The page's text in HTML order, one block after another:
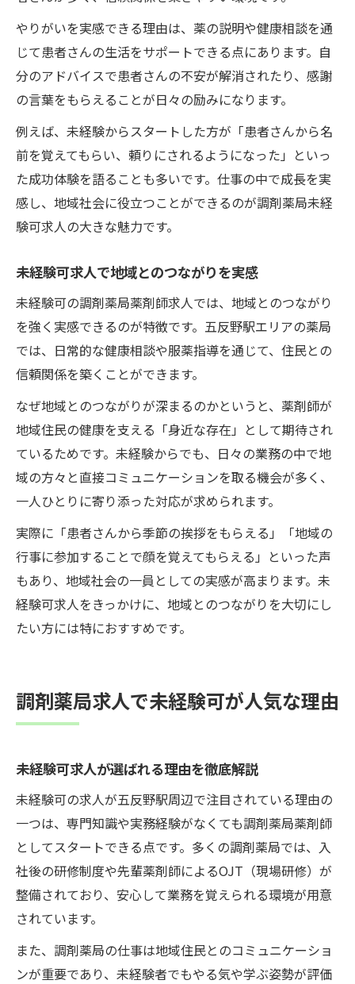
やりがいを実感できる理由は、薬の説明や健康相談を通
じて患者さんの生活をサポートできる点にあります。自
分のアドバイスで患者さんの不安が解消されたり、感謝
の言葉をもらえることが日々の励みになります。
例えば、未経験からスタートした方が「患者さんから名
前を覚えてもらい、頼りにされるようになった」といっ
た成功体験を語ることも多いです。仕事の中で成長を実
感し、地域社会に役立つことができるのが調剤薬局未経
験可求人の大きな魅力です。
未経験可求人で地域とのつながりを実感
未経験可の調剤薬局薬剤師求人では、地域とのつながり
を強く実感できるのが特徴です。五反野駅エリアの薬局
では、日常的な健康相談や服薬指導を通じて、住民との
信頼関係を築くことができます。
なぜ地域とのつながりが深まるのかというと、薬剤師が
地域住民の健康を支える「身近な存在」として期待され
ているためです。未経験からでも、日々の業務の中で地
域の方々と直接コミュニケーションを取る機会が多く、
一人ひとりに寄り添った対応が求められます。
実際に「患者さんから季節の挨拶をもらえる」「地域の
行事に参加することで顔を覚えてもらえる」といった声
もあり、地域社会の一員としての実感が高まります。未
経験可求人をきっかけに、地域とのつながりを大切にし
たい方には特におすすめです。
調剤薬局求人で未経験可が人気な理由
未経験可求人が選ばれる理由を徹底解説
未経験可の求人が五反野駅周辺で注目されている理由の
一つは、専門知識や実務経験がなくても調剤薬局薬剤師
としてスタートできる点です。多くの調剤薬局では、入
社後の研修制度や先輩薬剤師によるOJT（現場研修）が
整備されており、安心して業務を覚えられる環境が用意
されています。
また、調剤薬局の仕事は地域住民とのコミュニケーショ
ンが重要であり、未経験者でもやる気や学ぶ姿勢が評価